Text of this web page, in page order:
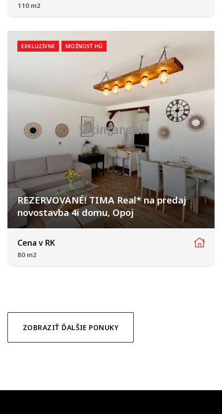
110 m2
EXKLUZÍVNE MOŽNOSŤ HÚ
REZERVOVANÉ! TIMA Real* na predaj
novostavba 4i domu, Opoj
Čerešňová, Opoj
Cena v RK
80 m2
ZOBRAZIŤ ĎALŠIE PONUKY